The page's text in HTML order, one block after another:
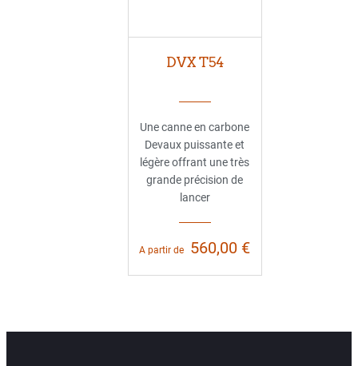
DVX T54
Une canne en carbone
Devaux puissante et
légère offrant une très
grande précision de
lancer
A partir de 560,00 €